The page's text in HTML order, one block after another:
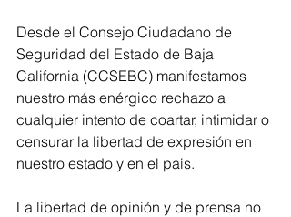
Desde el Consejo Ciudadano de
Seguridad del Estado de Baja
California (CCSEBC) manifestamos
nuestro más enérgico rechazo a
cualquier intento de coartar, intimidar o
censurar la libertad de expresión en
nuestro estado y en el pais.
La libertad de opinión y de prensa no